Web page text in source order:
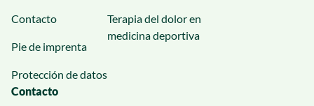
Contacto
Pie de imprenta
Protección de datos
Terapia del dolor en
medicina deportiva
Contacto